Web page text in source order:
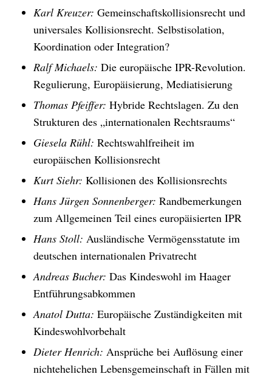
Karl Kreuzer: Gemeinschaftskollisionsrecht und
universales Kollisionsrecht. Selbstisolation,
Koordination oder Integration?
Ralf Michaels: Die europäische IPR-Revolution.
Regulierung, Europäisierung, Mediatisierung
Thomas Pfeiffer: Hybride Rechtslagen. Zu den
Strukturen des „internationalen Rechtsraums“
Giesela Rühl: Rechtswahlfreiheit im
europäischen Kollisionsrecht
Kurt Siehr: Kollisionen des Kollisionsrechts
Hans Jürgen Sonnenberger: Randbemerkungen
zum Allgemeinen Teil eines europäisierten IPR
Hans Stoll: Ausländische Vermögensstatute im
deutschen internationalen Privatrecht
Andreas Bucher: Das Kindeswohl im Haager
Entführungsabkommen
Anatol Dutta: Europäische Zuständigkeiten mit
Kindeswohlvorbehalt
Dieter Henrich: Ansprüche bei Auflösung einer
nichtehelichen Lebensgemeinschaft in Fällen mit